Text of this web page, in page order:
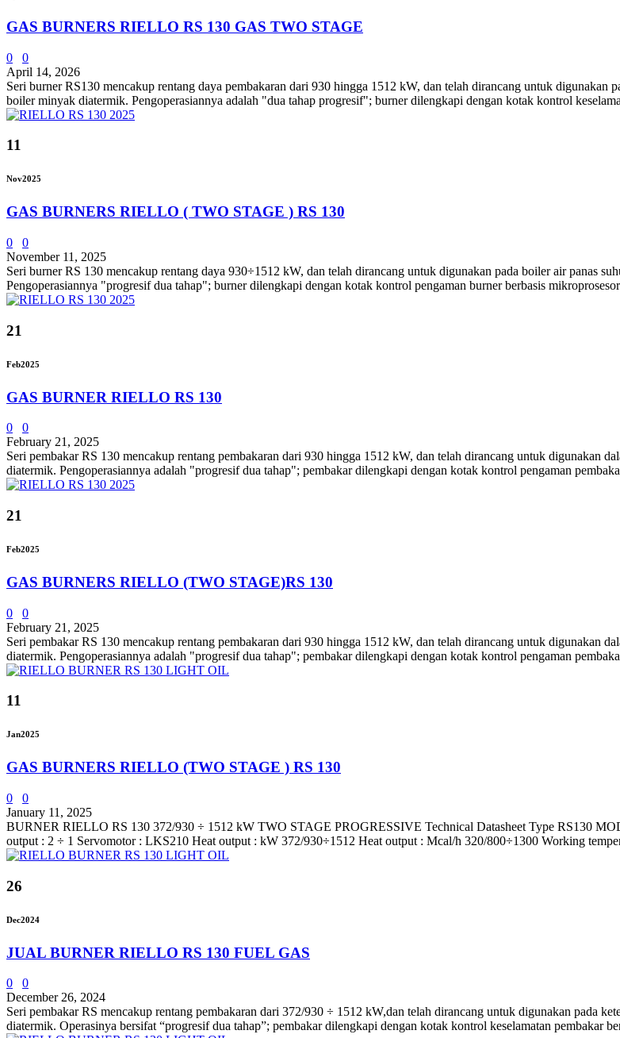
GAS BURNERS RIELLO RS 130 GAS TWO STAGE
0
0
April 14, 2026
Seri burner RS130 ​​mencakup rentang daya pembakaran dari 930 hingga 1512 kW, dan telah dirancang untuk digunakan
boiler minyak diatermik. Pengoperasiannya adalah "dua tahap progresif"; burner dilengkapi dengan kotak kontrol
11
Nov2025
GAS BURNERS RIELLO ( TWO STAGE ) RS 130
0
0
November 11, 2025
Seri burner RS 130 ​​mencakup rentang daya 930÷1512 kW, dan telah dirancang untuk digunakan pada boiler air panas
Pengoperasiannya "progresif dua tahap"; burner dilengkapi dengan kotak kontrol pengaman burner berbasis
21
Feb2025
GAS BURNER RIELLO RS 130
0
0
February 21, 2025
Seri pembakar RS 130 mencakup rentang pembakaran dari 930 hingga 1512 kW, dan telah dirancang untuk digunakan
diatermik. Pengoperasiannya adalah "progresif dua tahap"; pembakar dilengkapi dengan kotak kontrol pengaman
21
Feb2025
GAS BURNERS RIELLO (TWO STAGE)RS 130
0
0
February 21, 2025
Seri pembakar RS 130 mencakup rentang pembakaran dari 930 hingga 1512 kW, dan telah dirancang untuk digunakan
diatermik. Pengoperasiannya adalah "progresif dua tahap"; pembakar dilengkapi dengan kotak kontrol pengaman
11
Jan2025
GAS BURNERS RIELLO (TWO STAGE ) RS 130
0
0
January 11, 2025
BURNER RIELLO RS 130 372/930 ÷ 1512 kW TWO STAGE PROGRESSIVE Technical Datasheet Type RS130
output : 2 ÷ 1 Servomotor : LKS210 Heat output : kW 372/930÷1512 Heat output : Mcal/h 320/800÷1300 Working
26
Dec2024
JUAL BURNER RIELLO RS 130 FUEL GAS
0
0
December 26, 2024
Seri pembakar RS mencakup rentang pembakaran dari 372/930 ÷ 1512 kW,dan telah dirancang untuk digunakan pada
diatermik. Operasinya bersifat “progresif dua tahap”; pembakar dilengkapi dengan kotak kontrol keselamatan pembakar